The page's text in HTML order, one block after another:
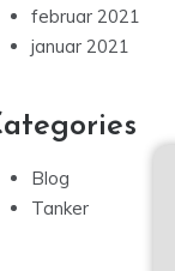
februar 2021
januar 2021
Blog
Tanker